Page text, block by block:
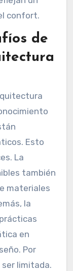
confort.
de
Esto
La
también
materiales
la
en
Por
limitada.